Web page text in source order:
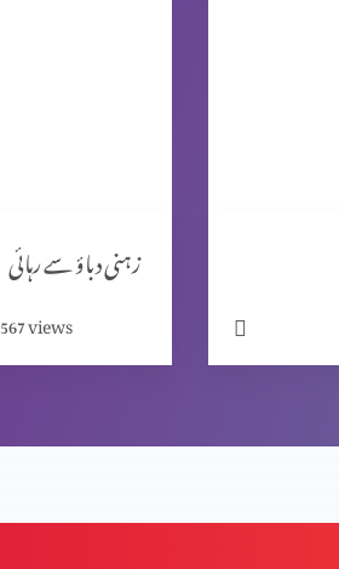
زہنی دباؤ سے رہائی
567views